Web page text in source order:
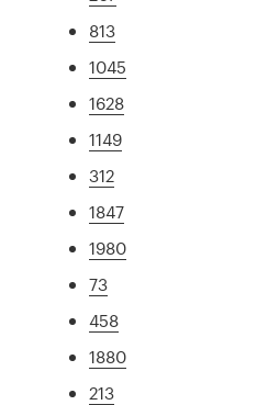
813
1045
1628
1149
312
1847
1980
73
458
1880
213